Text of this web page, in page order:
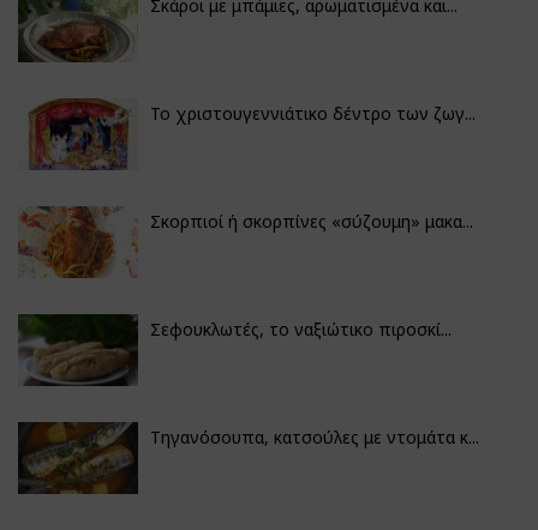
Σκάροι με μπάμιες, αρωματισμένα και...
Το χριστουγεννιάτικο δέντρο των ζωγ...
Σκορπιοί ή σκορπίνες «σύζουμη» μακα...
Σεφουκλωτές, το ναξιώτικο πιροσκί...
Τηγανόσουπα, κατσούλες με ντομάτα κ...